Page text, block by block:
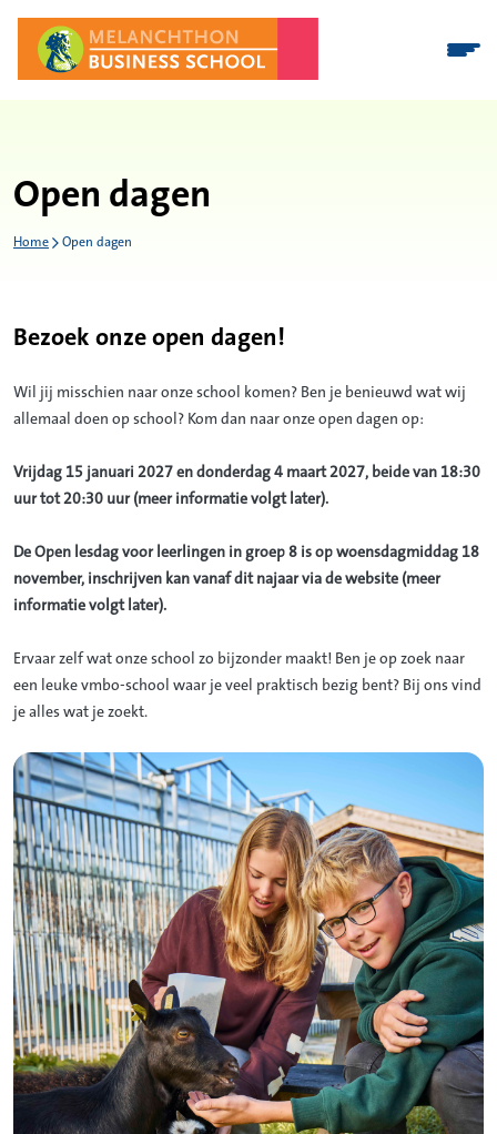
Open dagen
Home Open dagen
Bezoek onze open dagen!
Wil jij misschien naar onze school komen? Ben je benieuwd wat wij
allemaal doen op school? Kom dan naar onze open dagen op:
Vrijdag 15 januari 2027 en donderdag 4 maart 2027, beide van 18:30
uur tot 20:30 uur (meer informatie volgt later).
De Open lesdag voor leerlingen in groep 8 is op woensdagmiddag 18
november, inschrijven kan vanaf dit najaar via de website (meer
informatie volgt later).
Ervaar zelf wat onze school zo bijzonder maakt! Ben je op zoek naar
een leuke vmbo-school waar je veel praktisch bezig bent? Bij ons vind
je alles wat je zoekt.